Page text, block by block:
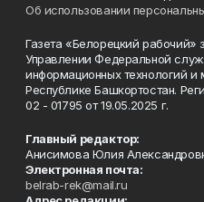
Об использовании
Газета «Белорецкий рабочий»
Управлении Федеральной
информационных технологий
Республике Башкортостан.
02 - 01795 от 19.05.2025 г.
Главный редактор:
Анисимова Юлия
Электронная почта:
belrab-rek@mail.ru